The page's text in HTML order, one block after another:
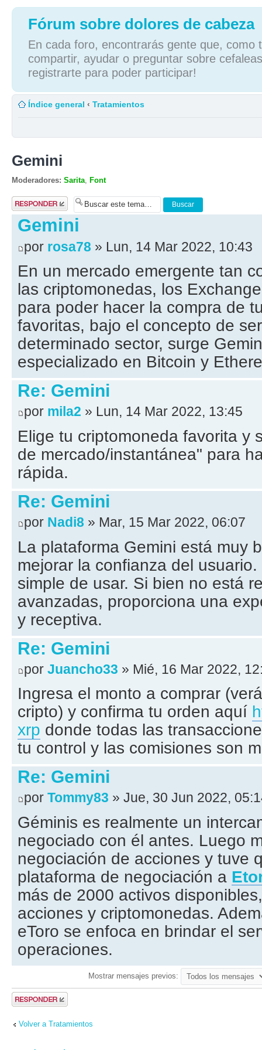
Fórum sobre dolores de cabeza
En cada foro, encontrarás gente que, como
compartir, ayudar o preguntar sobre
registrarte para poder participar!
Índice general ‹ Tratamientos
Gemini
Moderadores: Sarita Font
Publicar una
respuesta
Gemini
por rosa78 » Lun, 14 Mar 2022, 10:43
En un mercado emergente tan
las criptomonedas, los
para poder hacer la compra de
favoritas, bajo el concepto de
determinado sector, surge
especializado en Bitcoin y
Re: Gemini
por mila2 » Lun, 14 Mar 2022, 13:45
Elige tu criptomoneda favorita y
de mercado/instantánea" para
rápida.
Re: Gemini
por Nadi8 » Mar, 15 Mar 2022, 06:07
La plataforma Gemini está muy
mejorar la confianza del
simple de usar. Si bien no está
avanzadas, proporciona una
y receptiva.
Re: Gemini
por Juancho33 » Mié, 16 Mar 2022,
Ingresa el monto a comprar
cripto) y confirma tu orden aquí
xrp donde todas las
tu control y las comisiones son
Re: Gemini
por Tommy83 » Jue, 30 Jun 2022,
Géminis es realmente un
negociado con él antes. Luego
negociación de acciones y tuve
plataforma de negociación a
más de 2000 activos
acciones y criptomonedas.
eToro se enfoca en brindar el
operaciones.
Mostrar mensajes previos:
Publicar una
respuesta
Volver a Tratamientos